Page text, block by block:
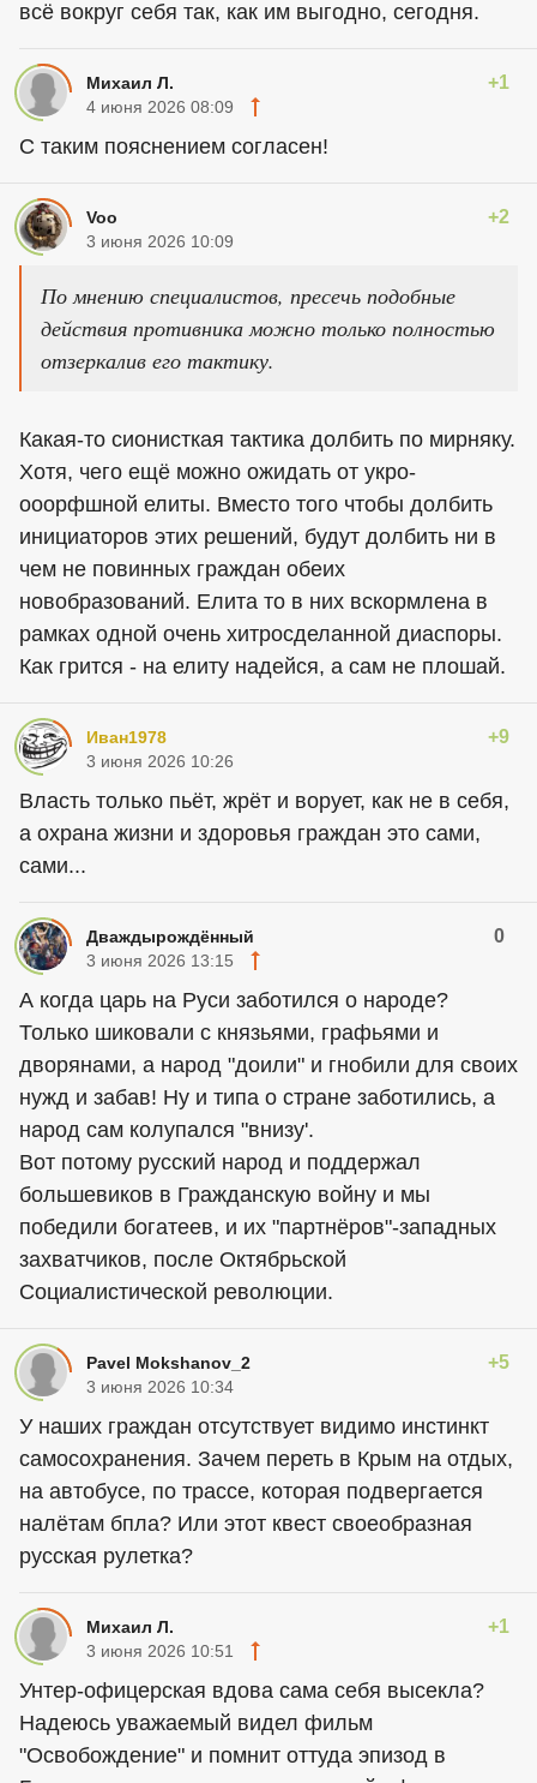
всё вокруг себя так, как им выгодно, сегодня.
Михаил Л. +1
4 июня 2026 08:09
С таким пояснением согласен!
Voo +2
3 июня 2026 10:09
По мнению специалистов, пресечь подобные
действия противника можно только полностью
отзеркалив его тактику.
Какая-то сионисткая тактика долбить по мирняку.
Хотя, чего ещё можно ожидать от укро-
ооорфшной елиты. Вместо того чтобы долбить
инициаторов этих решений, будут долбить ни в
чем не повинных граждан обеих
новобразований. Елита то в них вскормлена в
рамках одной очень хитросделанной диаспоры.
Как грится - на елиту надейся, а сам не плошай.
Иван1978 +9
3 июня 2026 10:26
Власть только пьёт, жрёт и ворует, как не в себя,
а охрана жизни и здоровья граждан это сами,
сами...
Дваждырождённый 0
3 июня 2026 13:15
А когда царь на Руси заботился о народе?
Только шиковали с князьями, графьями и
дворянами, а народ "доили" и гнобили для своих
нужд и забав! Ну и типа о стране заботились, а
народ сам колупался "внизу'.
Вот потому русский народ и поддержал
большевиков в Гражданскую войну и мы
победили богатеев, и их "партнёров"-западных
захватчиков, после Октябрьской
Социалистической революции.
Pavel Mokshanov_2 +5
3 июня 2026 10:34
У наших граждан отсутствует видимо инстинкт
самосохранения. Зачем переть в Крым на отдых,
на автобусе, по трассе, которая подвергается
налётам бпла? Или этот квест своеобразная
русская рулетка?
Михаил Л. +1
3 июня 2026 10:51
Унтер-офицерская вдова сама себя высекла?
Надеюсь уважаемый видел фильм
"Освобождение" и помнит оттуда эпизод в